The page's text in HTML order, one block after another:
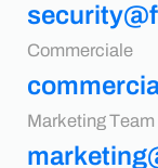
Commerciale
Marketing Team